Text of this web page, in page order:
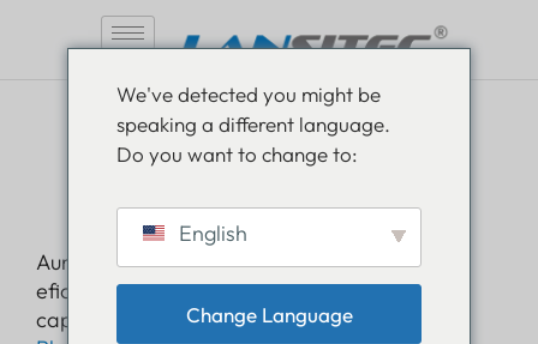
LoRaWAN
Sensor de capacete
Aumente a segurança dos trabalhadores e a
eficiência operacional com o sensor para
capacete da Lansitec. Combinando GNSS,
We've detected you might be
speaking a different language.
Do you want to change to:
English
Change Language